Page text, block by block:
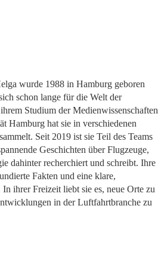
wurde 1988 in Hamburg geboren
schon lange für die Welt der
Studium der Medienwissenschaften
Hamburg hat sie in verschiedenen
Seit 2019 ist sie Teil des Teams
Geschichten über Flugzeuge,
dahinter recherchiert und schreibt. Ihre
Fakten und eine klare,
ihrer Freizeit liebt sie es, neue Orte zu
in der Luftfahrtbranche zu